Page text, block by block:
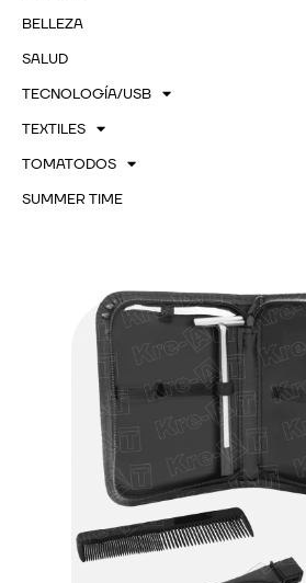
BELLEZA
SALUD
TECNOLOGÍA/USB
TEXTILES
TOMATODOS
SUMMER TIME